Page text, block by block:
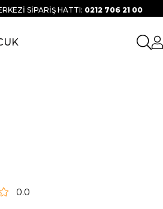
SİPARİŞ HATTI: 0212 706 21 00
0.0